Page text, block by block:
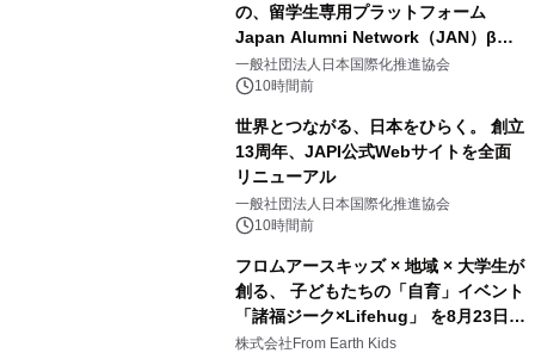
の、留学生専用プラットフォーム
Japan Alumni Network（JAN）β版
をリリース
一般社団法人日本国際化推進協会
10時間前
世界とつながる、日本をひらく。 創立
13周年、JAPI公式Webサイトを全面
リニューアル
一般社団法人日本国際化推進協会
10時間前
フロムアースキッズ × 地域 × 大学生が
創る、 子どもたちの「自育」イベント
「諸福ジーク×Lifehug」 を8月23日
(日)開催
株式会社From Earth Kids